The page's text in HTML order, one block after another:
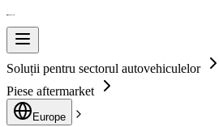
Soluții pentru sectorul autovehiculelor
Piese aftermarket
Europe